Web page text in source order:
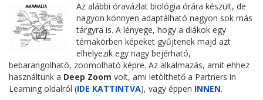
Az alábbi óravázlat biológia órára készült, de
nagyon könnyen adaptálható nagyon sok más
tárgyra is. A lényege, hogy a diákok egy
témakörben képeket gyűjtenek majd azt
elhelyezik egy nagy bejérható,
bebarangolható, zoomolható képre. Az alkalmazás, amit ehhez
használtunk a Deep Zoom volt, ami letölthető a Partners in
Learning oldalról (IDE KATTINTVA), vagy éppen INNEN.